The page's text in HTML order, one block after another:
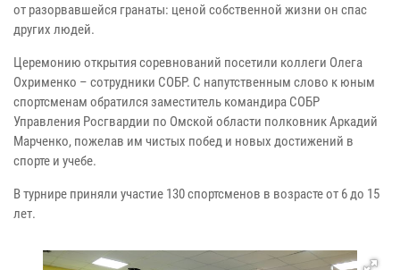
от разорвавшейся гранаты: ценой собственной жизни он спас
других людей.
Церемонию открытия соревнований посетили коллеги Олега
Охрименко – сотрудники СОБР. С напутственным слово к юным
спортсменам обратился заместитель командира СОБР
Управления Росгвардии по Омской области полковник Аркадий
Марченко, пожелав им чистых побед и новых достижений в
спорте и учебе.
В турнире приняли участие 130 спортсменов в возрасте от 6 до 15
лет.